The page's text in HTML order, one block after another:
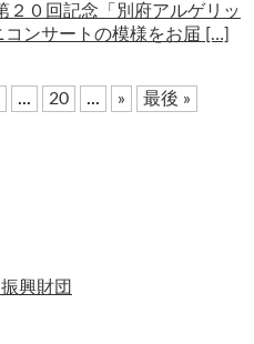
２０回記念「別府アルゲリッ
ンサートの模様をお届 […]
... 20 ... » 最後 »
興財団